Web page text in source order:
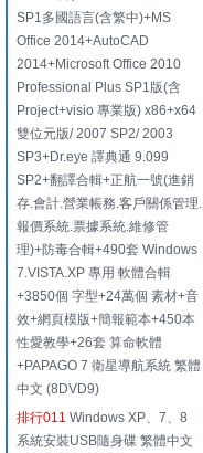
SP1多國語言(含繁中)+MS
Office 2014+AutoCAD
2014+Microsoft Office 2010
Professional Plus SP1版(含
Project+visio 專業版) x86+x64
雙位元版/ 2007 SP2/ 2003
SP3+Dr.eye 譯典通 9.099
SP2+翻譯合輯+正航一號(進銷
存.會計.營業帳務.客戶關係管理.
報價系統.票據系統.維修管
理)+防毒合輯+490套 Windows
7.VISTA.XP 專用 軟體合輯
+3850個 字型+24萬個 素材+音
效+網頁模版+簡報範本+450本
性愛教學+26套 算命軟體
+PAPAGO 7 衛星導航系統 繁體
中文 (8DVD9)
排行011 Windows XP、7、8
系統安裝USB隨身碟 繁體中文